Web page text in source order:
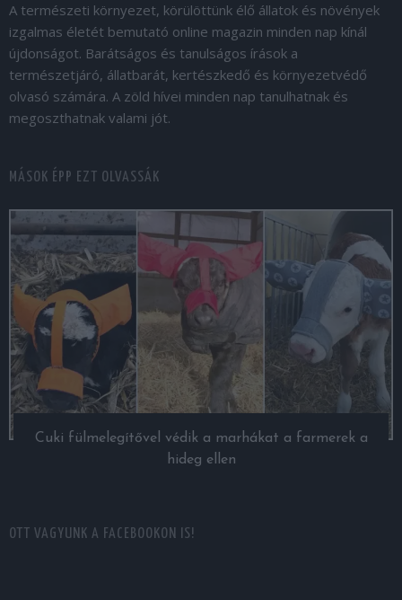
A természeti környezet, körülöttünk élő állatok és növények
izgalmas életét bemutató online magazin minden nap kínál
újdonságot. Barátságos és tanulságos írások a
természetjáró, állatbarát, kertészkedő és környezetvédő
olvasó számára. A zöld hívei minden nap tanulhatnak és
megoszthatnak valami jót.
MÁSOK ÉPP EZT OLVASSÁK
Cuki fülmelegítővel védik a marhákat a farmerek a
hideg ellen
OTT VAGYUNK A FACEBOOKON IS!